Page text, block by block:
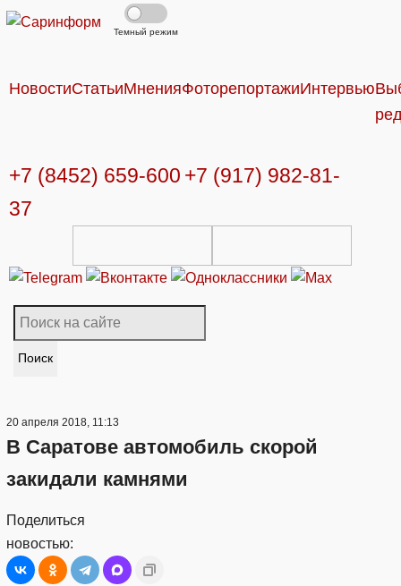
Темный режим
НовостиСтатьиМненияФоторепортажиИнтервью
+7 (8452) 659-600 +7 (917) 982-81-
37
Поиск
20 апреля 2018, 11:13
В Саратове автомобиль скорой
закидали камнями
Поделиться
новостью: